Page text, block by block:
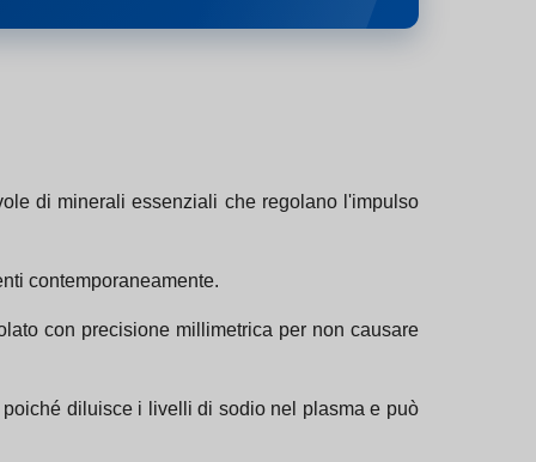
di minerali essenziali che regolano l'impulso
contemporaneamente.
con precisione millimetrica per non causare
diluisce i livelli di sodio nel plasma e può